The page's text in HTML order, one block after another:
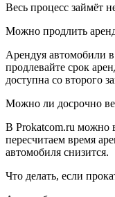
Весь процесс займёт
Можно продлить
Арендуя автомобили
продлевайте срок
доступна со второго
Можно ли досрочно
В Prokatcom.ru можно
пересчитаем время
автомобиля снизится.
Что делать, если